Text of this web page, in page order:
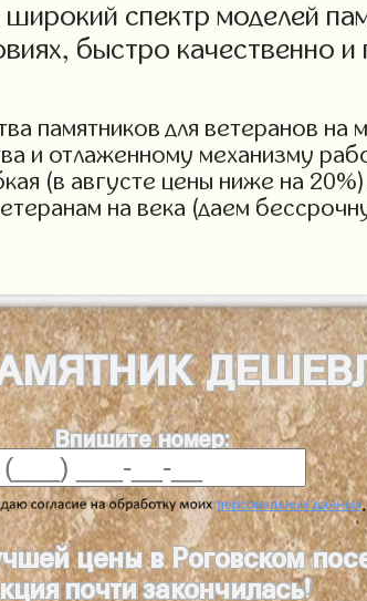
спектр моделей
быстро качественно
памятников для ветеранов на
и отлаженному механизму
(в августе цены ниже на
на века (даем
Впишите номер:
.
цены в Роговском
почти закончилась!